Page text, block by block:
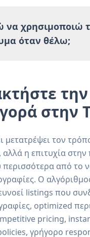
χρησιμοποιώ
όταν θέλω;
στην
μετατρέψει τον
αλλά η επιτυχία
περισσότερα από το
Ο
listings που
optimized
pricing,
γρήγορο